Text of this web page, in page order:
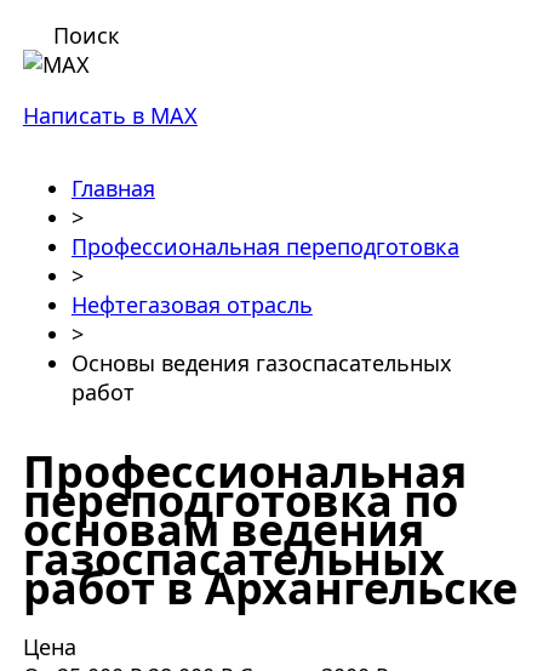
Поиск
Написать в MAX
Главная
>
Профессиональная переподготовка
>
Нефтегазовая отрасль
>
Основы ведения газоспасательных
работ
Профессиональная
переподготовка по
основам ведения
газоспасательных
работ в Архангельске
Цена